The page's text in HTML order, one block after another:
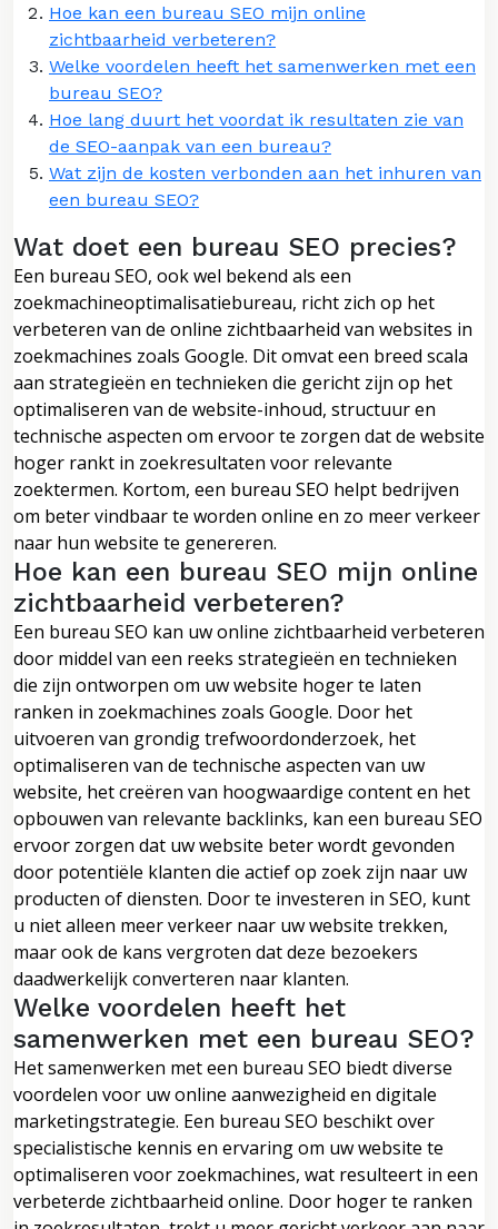
Hoe kan een bureau SEO mijn online
zichtbaarheid verbeteren?
Welke voordelen heeft het samenwerken met een
bureau SEO?
Hoe lang duurt het voordat ik resultaten zie van
de SEO-aanpak van een bureau?
Wat zijn de kosten verbonden aan het inhuren van
een bureau SEO?
Wat doet een bureau SEO precies?
Een bureau SEO, ook wel bekend als een
zoekmachineoptimalisatiebureau, richt zich op het
verbeteren van de online zichtbaarheid van websites in
zoekmachines zoals Google. Dit omvat een breed scala
aan strategieën en technieken die gericht zijn op het
optimaliseren van de website-inhoud, structuur en
technische aspecten om ervoor te zorgen dat de website
hoger rankt in zoekresultaten voor relevante
zoektermen. Kortom, een bureau SEO helpt bedrijven
om beter vindbaar te worden online en zo meer verkeer
naar hun website te genereren.
Hoe kan een bureau SEO mijn online
zichtbaarheid verbeteren?
Een bureau SEO kan uw online zichtbaarheid verbeteren
door middel van een reeks strategieën en technieken
die zijn ontworpen om uw website hoger te laten
ranken in zoekmachines zoals Google. Door het
uitvoeren van grondig trefwoordonderzoek, het
optimaliseren van de technische aspecten van uw
website, het creëren van hoogwaardige content en het
opbouwen van relevante backlinks, kan een bureau SEO
ervoor zorgen dat uw website beter wordt gevonden
door potentiële klanten die actief op zoek zijn naar uw
producten of diensten. Door te investeren in SEO, kunt
u niet alleen meer verkeer naar uw website trekken,
maar ook de kans vergroten dat deze bezoekers
daadwerkelijk converteren naar klanten.
Welke voordelen heeft het
samenwerken met een bureau SEO?
Het samenwerken met een bureau SEO biedt diverse
voordelen voor uw online aanwezigheid en digitale
marketingstrategie. Een bureau SEO beschikt over
specialistische kennis en ervaring om uw website te
optimaliseren voor zoekmachines, wat resulteert in een
verbeterde zichtbaarheid online. Door hoger te ranken